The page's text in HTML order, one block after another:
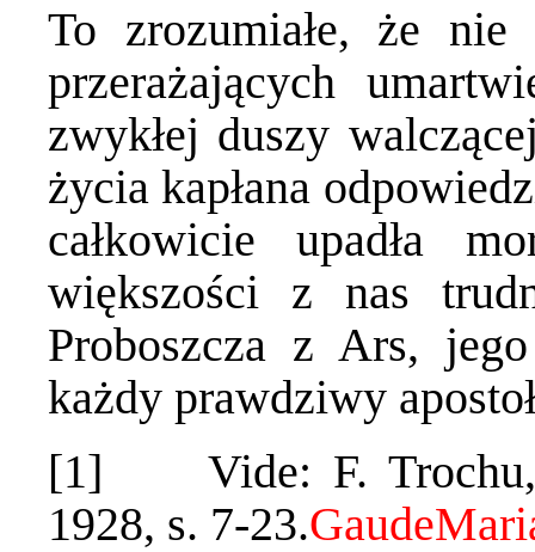
To zrozumiałe, że nie
przerażających
zwykłej duszy
życia kapłana
całkowicie upadła
większości z nas
Proboszcza z Ars,
każdy prawdziwy
[1] Vide: F. Trochu,
1928, s. 7-23.